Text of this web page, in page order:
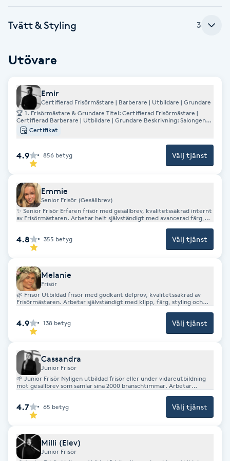
Fransk manikyr
Frekvensterapi
Friskvård
Friskvårdsmassage
Frisör
Funktionsanalys
Färgning
Föning
G
Gel naglar
Gellack
Gellack med förstärkning
Gravidyoga
Gruppträning
Tvätt & Styling 3
Utövare
Emir
Certifierad Frisörmästare | Barberare | Utbildare | Grundare
🏆 1. Frisörmästare & Grundare Titel: Certifierad Frisörmästare |
Certifierad Barberare | Utbildare | Grundare Beskrivning: Salongens
högsta kompetensnivå. Ansvarar för utbildning, kvalitetssäkring och
utveckling av hela teamet. Utför avancerade färgkorrigeringar,
konsultationsansvar 👉 Mentorskap och intern certifiering
Certifikat
4.9 856 betyg Välj tjänst
Emmie
Senior Frisör (Gesällbrev)
✨ Senior Frisör Erfaren frisör med gesällbrev, kvalitetssäkrad internt
av Frisörmästaren. Arbetar helt självständigt med avancerad färg,
behandlingar 👉 Handledaransvar
4.8 355 betyg Välj tjänst
Melanie
Frisör
🌿 Frisör Utbildad frisör med godkänt delprov, kvalitetssäkrad av
Frisörmästaren. Arbetar självständigt med klipp, färg, styling och
Arbetar enligt salongens utbildnings- och kvalitetssystem
4.9 138 betyg Välj tjänst
Cassandra
Junior Frisör
🌱 Junior Frisör Nyligen utbildad frisör eller under vidareutbildning
mot gesällbrev som samlar sina 2000 branschtimmar. Arbetar
successivt sin tekniska kompetens under handledning av Senior
Frisör eller Frisörmästare. 👉 Lägre prisnivå 👉 Del av salongens
utvecklingsprogram 👉 Tydlig karriärstege
4.7 65 betyg Välj tjänst
Milli (Elev)
Junior Frisör